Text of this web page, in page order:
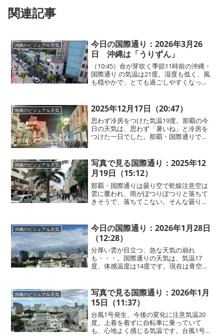
関連記事
沖縄のビジュアル天気
今日の国際通り：2026年3月26
日 沖縄は「うりずん」
（10:45）命が芽吹く季節11時前の沖縄・
国際通り の気温は21度。湿度も低く、風
も穏やかで、とても過ごしやすくなって
爽やかな初春の季節を表しています。⚫︎
沖縄女性もこ...
沖縄のビジュアル天気 2025年12月17日（20:47）
思わず冷房をつけた気温19度。那覇の今
日の天気は、思わず「暑いね」と冷房を
つけた一日でした。那覇・国際通りで
い？」と迷う方には、日中は半袖や薄着
の長袖、室内や夜は羽織りも...
沖縄のビジュアル天気
写真で見る国際通り：2025年12
月19日（15:12）
那覇・国際通りは曇り空で乾燥注意空は
雲に覆われ、雨がぽつりぽつりと落ちて
きそうで、落ちてこない。そんな曇りの
く、手足や体全体の保湿ケアもされてく
ださい！
沖縄のビジュアル天気
今日の国際通り：2026年1月28日
（12:28）
分厚い雲が目立つ、急な天気の崩れ
も・・・。国際通りの天気は、気温17
度、体感温度は14度です。現在は青空が
は変化が早く、この後、急に天候が崩れ
る可能性もありそうです。🔻...
沖縄のビジュアル天気
写真で見る国際通り：2026年1月
15日（11:37）
台風1号発生、今後の変化に注意気温20
度。上着を着ずに自転車に乗っていて
も、心地よく感じる気温です。台風1号が